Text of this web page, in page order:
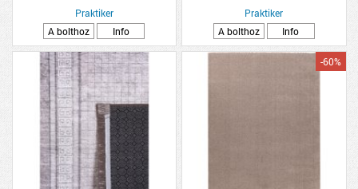
Praktiker
A bolthoz
Info
Praktiker
A bolthoz
Info
-60%